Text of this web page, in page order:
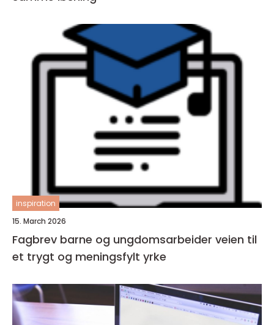
inspiration
15. March 2026
Fagbrev barne og ungdomsarbeider veien til
et trygt og meningsfylt yrke